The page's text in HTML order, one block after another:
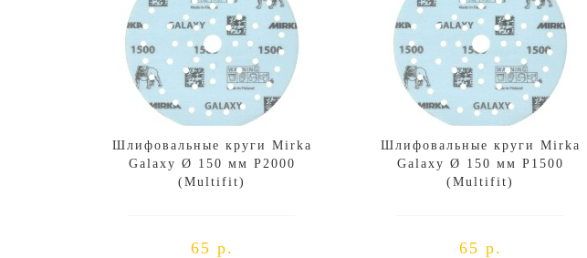
Шлифовальные круги Mirka
Galaxy Ø 150 мм P2000
(Multifit)
65 р.
Шлифовальные круги Mirka
Galaxy Ø 150 мм P1500
(Multifit)
65 р.